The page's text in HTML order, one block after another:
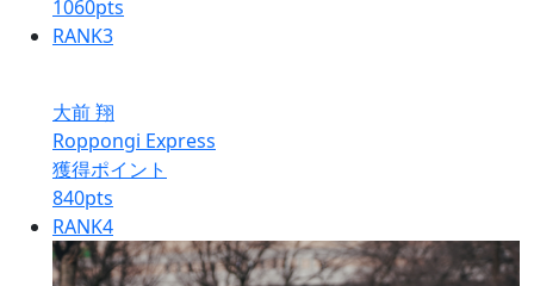
1060pts
RANK3
大前 翔
Roppongi Express
獲得ポイント
840pts
RANK4